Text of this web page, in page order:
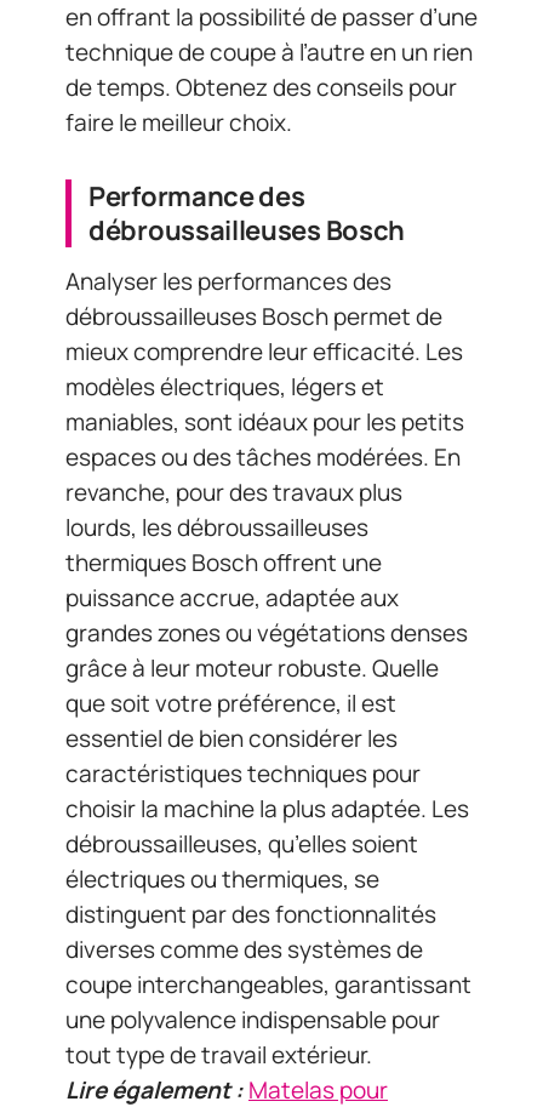
en offrant la possibilité de passer d’une
technique de coupe à l’autre en un rien
de temps. Obtenez des conseils pour
faire le meilleur choix.
Performance des
débroussailleuses Bosch
Analyser les performances des
débroussailleuses Bosch permet de
mieux comprendre leur efficacité. Les
modèles électriques, légers et
maniables, sont idéaux pour les petits
espaces ou des tâches modérées. En
revanche, pour des travaux plus
lourds, les débroussailleuses
thermiques Bosch offrent une
puissance accrue, adaptée aux
grandes zones ou végétations denses
grâce à leur moteur robuste. Quelle
que soit votre préférence, il est
essentiel de bien considérer les
caractéristiques techniques pour
choisir la machine la plus adaptée. Les
débroussailleuses, qu’elles soient
électriques ou thermiques, se
distinguent par des fonctionnalités
diverses comme des systèmes de
coupe interchangeables, garantissant
une polyvalence indispensable pour
tout type de travail extérieur.
Lire également :Matelas pour